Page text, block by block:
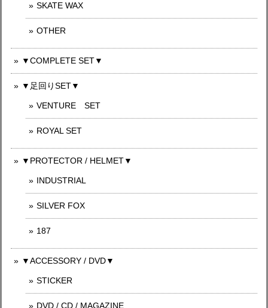
SKATE WAX
OTHER
▼COMPLETE SET▼
▼足回りSET▼
VENTURE SET
ROYAL SET
▼PROTECTOR / HELMET▼
INDUSTRIAL
SILVER FOX
187
▼ACCESSORY / DVD▼
STICKER
DVD / CD / MAGAZINE